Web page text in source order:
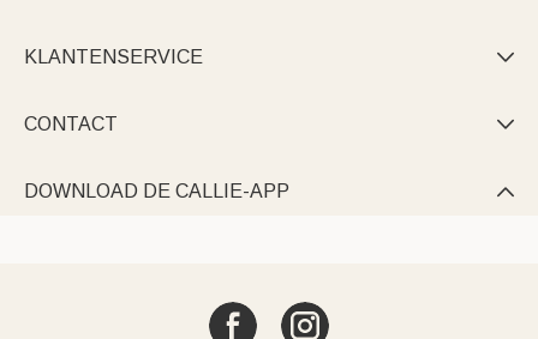
KLANTENSERVICE 
CONTACT 
DOWNLOAD DE CALLIE-APP 